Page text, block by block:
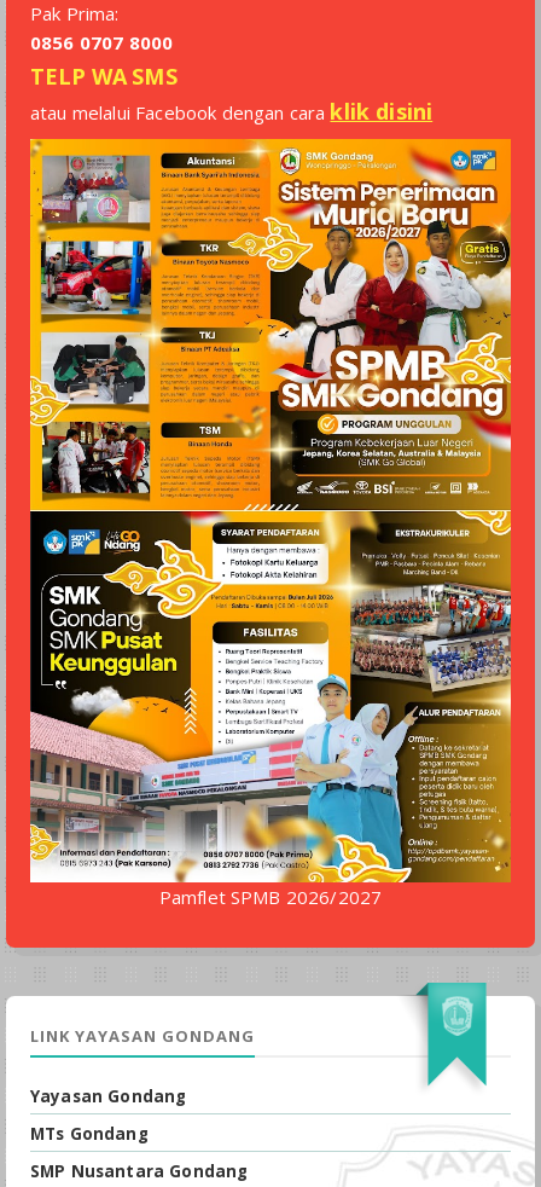
Pak Prima:
0856 0707 8000
TELP WA SMS
atau melalui Facebook dengan cara klik disini
Pamflet SPMB 2026/2027
LINK YAYASAN GONDANG
Yayasan Gondang
MTs Gondang
SMP Nusantara Gondang